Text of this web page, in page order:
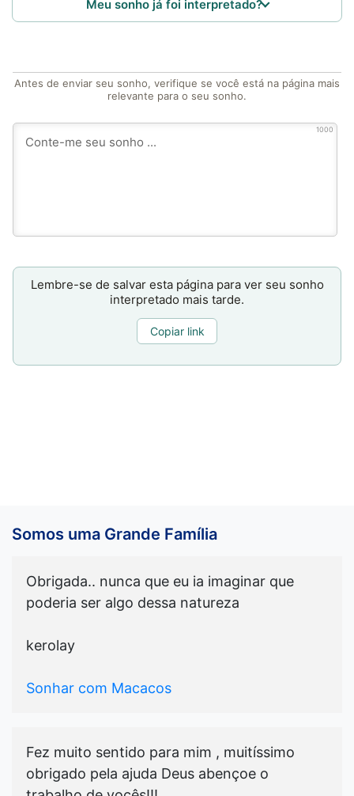
Meu sonho já foi interpretado?
Antes de enviar seu sonho, verifique se você está na página mais
relevante para o seu sonho.
1000
Lembre-se de salvar esta página para ver seu sonho
interpretado mais tarde.
Copiar link
Somos uma Grande Família
Obrigada.. nunca que eu ia imaginar que
poderia ser algo dessa natureza
kerolay
Sonhar com Macacos
Fez muito sentido para mim , muitíssimo
obrigado pela ajuda Deus abençoe o